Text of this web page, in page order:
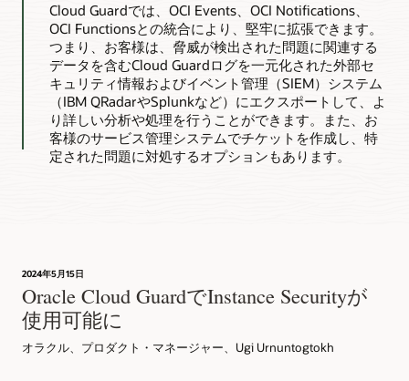
Cloud Guardでは、OCI Events、OCI Notifications、
OCI Functionsとの統合により、堅牢に拡張できます。
つまり、お客様は、脅威が検出された問題に関連する
データを含むCloud Guardログを一元化された外部セ
キュリティ情報およびイベント管理（SIEM）システム
（IBM QRadarやSplunkなど）にエクスポートして、よ
り詳しい分析や処理を行うことができます。また、お
客様のサービス管理システムでチケットを作成し、特
定された問題に対処するオプションもあります。
2024年5月15日
Oracle Cloud GuardでInstance Securityが
使用可能に
オラクル、プロダクト・マネージャー、Ugi Urnuntogtokh